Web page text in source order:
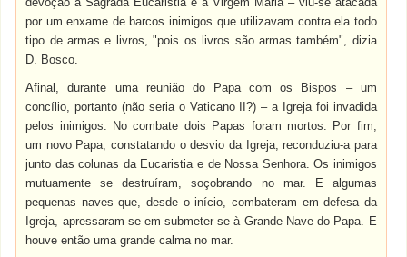
por um enxame de barcos inimigos que utilizavam contra ela todo
tipo de armas e livros, "pois os livros são armas também", dizia
D. Bosco.
Afinal, durante uma reunião do Papa com os Bispos – um
concílio, portanto (não seria o Vaticano II?) – a Igreja foi invadida
pelos inimigos. No combate dois Papas foram mortos. Por fim,
um novo Papa, constatando o desvio da Igreja, reconduziu-a para
junto das colunas da Eucaristia e de Nossa Senhora. Os inimigos
mutuamente se destruíram, soçobrando no mar. E algumas
pequenas naves que, desde o início, combateram em defesa da
Igreja, apressaram-se em submeter-se à Grande Nave do Papa. E
houve então uma grande calma no mar.